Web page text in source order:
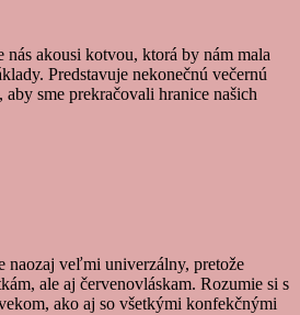
akousi kotvou, ktorá by nám mala
Predstavuje nekonečnú večernú
sme prekračovali hranice našich
naozaj veľmi univerzálny, pretože
ale aj červenovláskam. Rozumie si s
ako aj so všetkými konfekčnými